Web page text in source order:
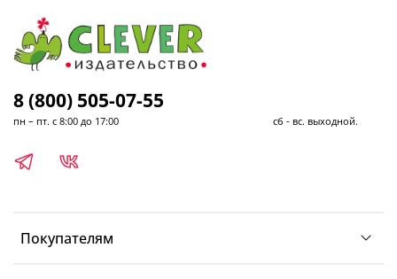
Покупателям
8 (800) 505-07-55
пн – пт. с 8:00 до 17:00 сб - вс. выходной.